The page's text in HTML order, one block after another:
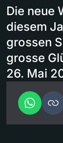
Die neue
diesem
grossen
grosse
26. Mai